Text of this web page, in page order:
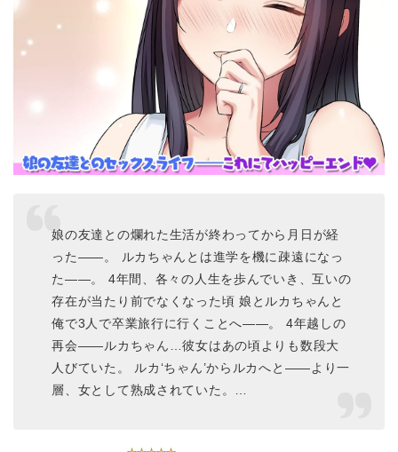
娘の友達との爛れた生活が終わってから月日が経
った――。 ルカちゃんとは進学を機に疎遠になっ
た――。 4年間、各々の人生を歩んでいき、互いの
存在が当たり前でなくなった頃 娘とルカちゃんと
俺で3人で卒業旅行に行くことへ――。 4年越しの
再会――ルカちゃん…彼女はあの頃よりも数段大
人びていた。 ルカ‘ちゃん’からルカへと――より一
層、女として熟成されていた。…